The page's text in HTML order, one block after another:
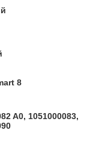
8
A0, 1051000083,